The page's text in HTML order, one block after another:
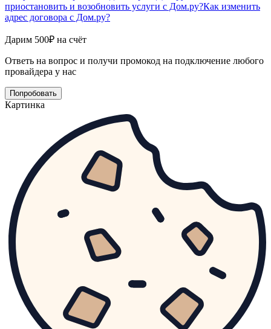
приостановить и возобновить услуги с Дом.ру?Как изменить
адрес договора с Дом.ру?
Дарим 500₽ на счёт
Ответь на вопрос и получи промокод на подключение любого
провайдера у нас
Попробовать
Картинка